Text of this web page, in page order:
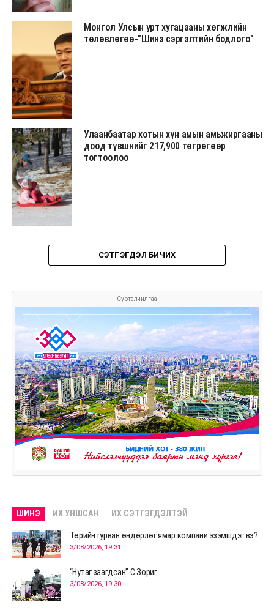
Монгол Улсын урт хугацааны хөгжлийн
төлөвлөгөө-"Шинэ сэргэлтийн бодлого"
Улаанбаатар хотын хүн амын амьжиргааны
доод түвшнийг 217,900 төгрөгөөр
тогтоолоо
СЭТГЭГДЭЛ БИЧИХ
Сурталчилгаа
ШИНЭ ИХ УНШСАН ИХ СЭТГЭГДЭЛТЭЙ
Төрийн гурван өндөрлөг ямар компани эзэмшдэг вэ?
3/08/2026, 19:31
“Нутаг заагдсан” С.Зориг
3/08/2026, 19:30